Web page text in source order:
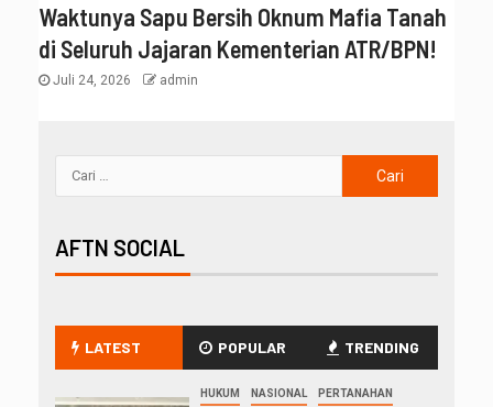
Waktunya Sapu Bersih Oknum Mafia Tanah
di Seluruh Jajaran Kementerian ATR/BPN!
Juli 24, 2026 admin
AFTN SOCIAL
LATEST POPULAR TRENDING
HUKUM NASIONAL PERTANAHAN